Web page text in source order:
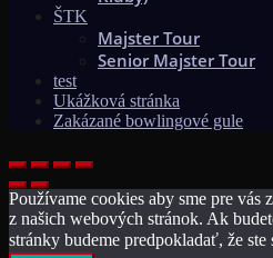
ŠTK
Majster Tour
Senior Majster Tour
test
Ukážková stránka
Zakázané bowlingové gule
Používame cookies aby sme pre vás
z našich webových stránok. Ak
stránky budeme predpokladať, že ste